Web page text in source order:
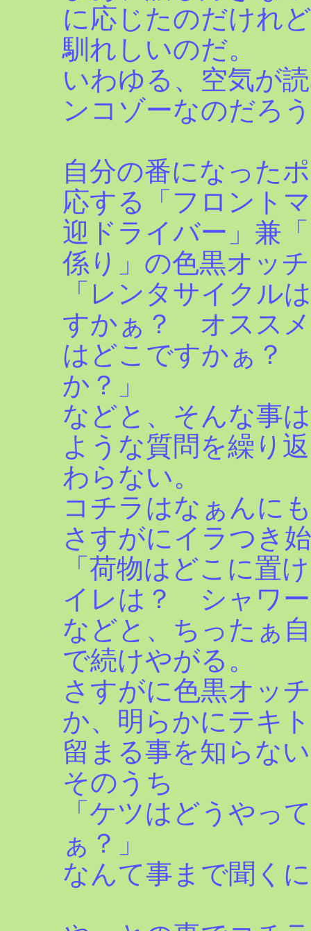
に応じたのだけれ
馴れしいのだ。
いわゆる、空気が
ンコゾーなのだろ
自分の番になった
応する「フロント
迎ドライバー」兼
係り」の色黒オッ
「レンタサイクル
すかぁ？ オスス
はどこですかぁ？
か？」
などと、そんな事
ような質問を繰り
わらない。
コチラはなぁんに
さすがにイラつき
「荷物はどこに置
イレは？ シャワ
などと、ちったぁ
で続けやがる。
さすがに色黒オッ
か、明らかにテキ
留まる事を知らな
そのうち
「ケツはどうやっ
ぁ？」
なんて事まで聞く